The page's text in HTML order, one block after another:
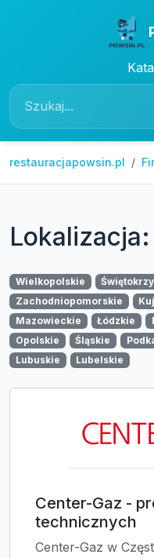
restauracjapowsin.pl
Wielkopolskie
Zachodniopomorskie
Mazowieckie
Łódzkie
Opolskie
Śląskie
Lubuskie
Lubelskie
Center-Gaz -
technicznych
Center-Gaz w